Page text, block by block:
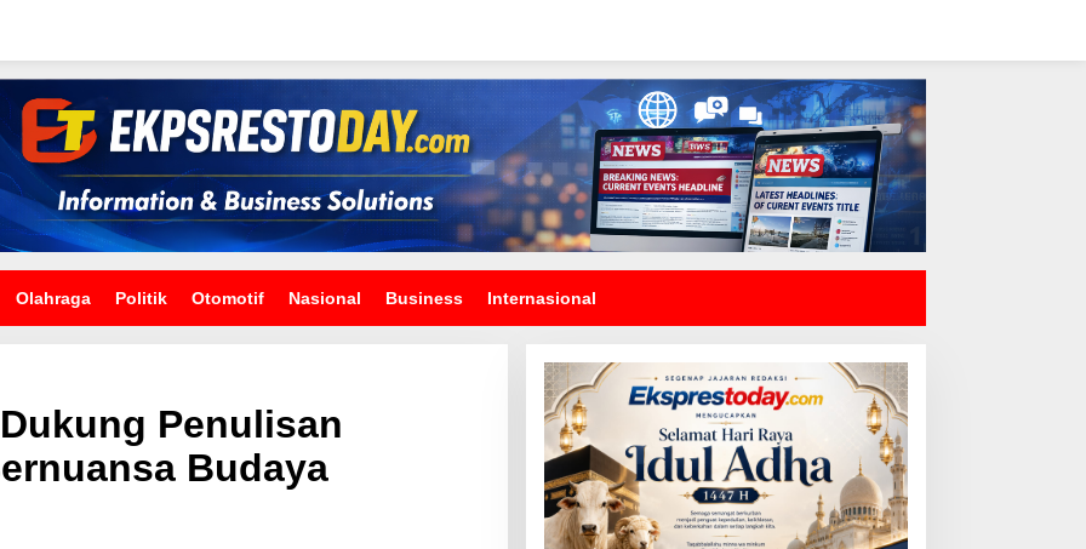
Olahraga Politik Otomotif Nasional Business Internasional
Penulisan
Budaya